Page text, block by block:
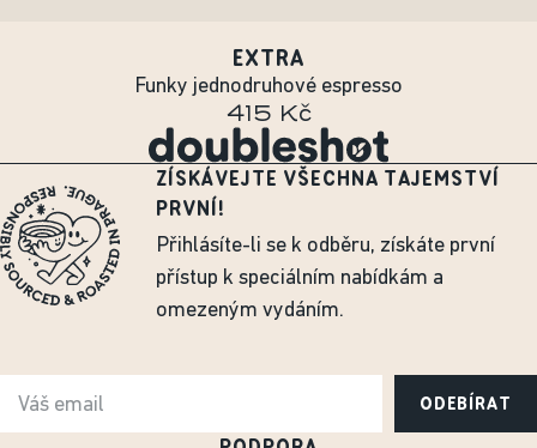
EXTRA
Funky jednodruhové espresso
415 Kč
ZÍSKÁVEJTE VŠECHNA TAJEMSTVÍ
PRVNÍ!
Přihlásíte-li se k odběru, získáte první
přístup k speciálním nabídkám a
omezeným vydáním.
ODEBÍRAT